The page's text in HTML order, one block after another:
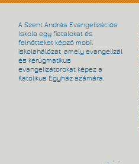
A Szent András Evangelizációs
Iskola egy fiatalokat és
felnőtteket képző mobil
iskolahálózat, amely evangelizál
és kérügmatikus
evangelizátorokat képez a
Katolikus Egyház számára.